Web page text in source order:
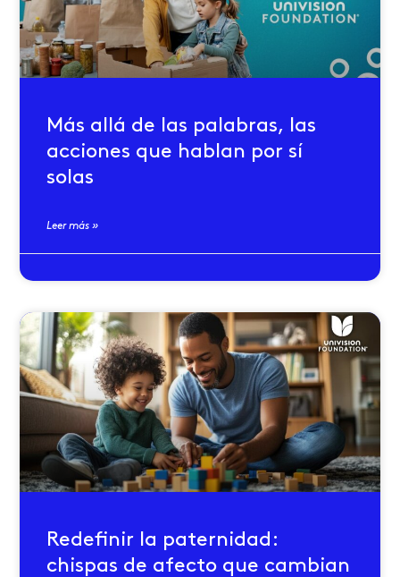
Más allá de las palabras, las
acciones que hablan por sí
solas
Leer más »
Redefinir la paternidad:
chispas de afecto que cambian